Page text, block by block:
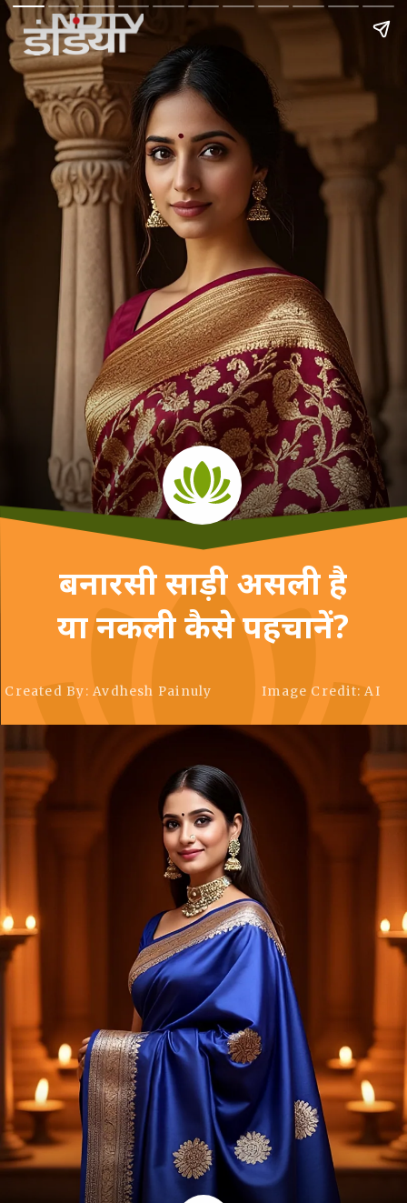
बनारसी साड़ी असली है
या नकली कैसे पहचानें?
Created By: Avdhesh Painuly Image Credit: AI